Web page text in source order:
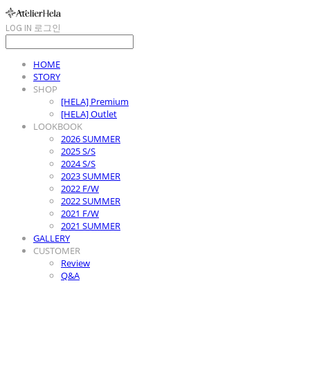
LOG IN 로그인
HOME
STORY
SHOP
[HELA] Premium
[HELA] Outlet
LOOKBOOK
2026 SUMMER
2025 S/S
2024 S/S
2023 SUMMER
2022 F/W
2022 SUMMER
2021 F/W
2021 SUMMER
GALLERY
CUSTOMER
Review
Q&A